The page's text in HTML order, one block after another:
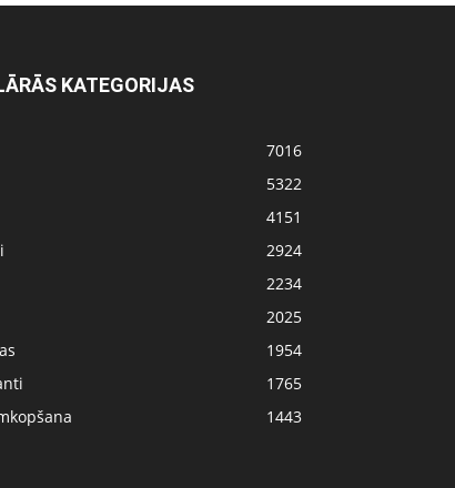
KATEGORIJAS
7016
5322
4151
2924
2234
2025
1954
1765
1443